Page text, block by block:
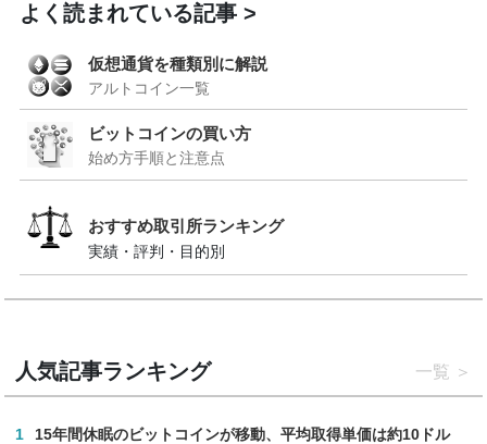
よく読まれている記事
仮想通貨を種類別に解説
アルトコイン一覧
ビットコインの買い方
始め方手順と注意点
おすすめ取引所ランキング
実績・評判・目的別
人気記事ランキング 一覧
1 15年間休眠のビットコインが移動、平均取得単価は約10ドル